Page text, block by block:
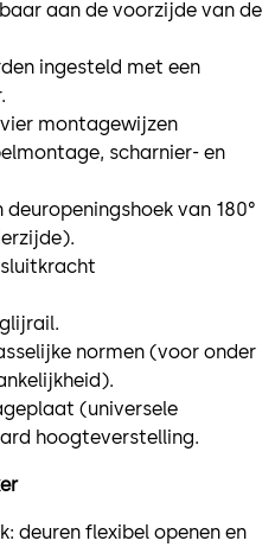
aan de voorzijde van de
ingesteld met een
montagewijzen
scharnier- en
van 180°
normen (voor onder
(universele
hoogteverstelling.
deuren flexibel openen en